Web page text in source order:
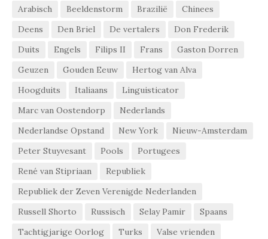
Arabisch
Beeldenstorm Brazilië
Chinees
Deens
Den Briel De vertalers
Don Frederik
Duits
Engels Filips II Frans
Gaston Dorren
Geuzen
Gouden Eeuw
Hertog van Alva
Hoogduits
Italiaans
Linguisticator
Marc van Oostendorp
Nederlands
Nederlandse Opstand
New York
Nieuw-Amsterdam
Peter Stuyvesant
Pools
Portugees
René van Stipriaan
Republiek
Republiek der Zeven Verenigde Nederlanden
Russell Shorto
Russisch Selay Pamir
Spaans
Tachtigjarige Oorlog
Turks Valse vrienden